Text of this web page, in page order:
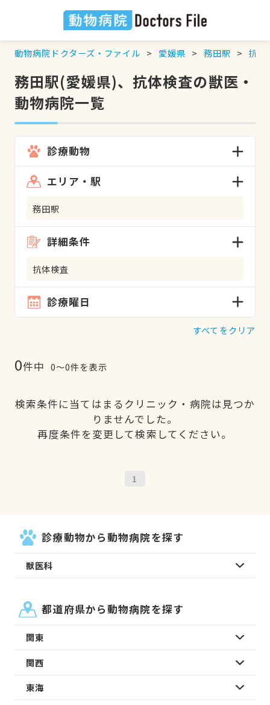
動物病院ドクターズ・ファイル 愛媛県 務田駅 抗体
務田駅(愛媛県)、抗体検査の獣医・
動物病院一覧
診療動物
エリア・駅
務田駅
詳細条件
抗体検査
診療曜日
すべてをクリア
0件中 0〜0件を表示
検索条件に当てはまるクリニック・病院は見つか
りませんでした。
再度条件を変更して検索してください。
1
診療動物から動物病院を探す
獣医科
都道府県から動物病院を探す
関東
関西
東海